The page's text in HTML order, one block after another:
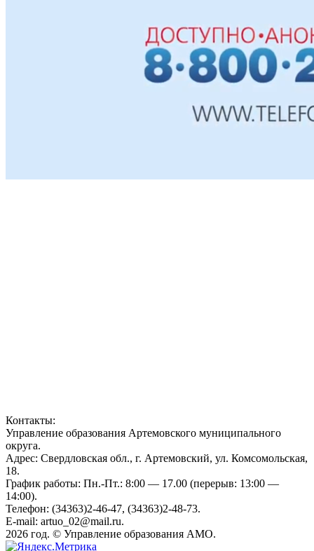
Контакты:
Управление образования Артемовского муниципального
округа.
Адрес: Свердловская обл., г. Артемовский, ул. Комсомольская,
18.
График работы: Пн.-Пт.: 8:00 — 17.00 (перерыв: 13:00 —
14:00).
Телефон: (34363)2-46-47, (34363)2-48-73.
E-mail: artuo_02@mail.ru.
2026 год. © Управление образования АМО.